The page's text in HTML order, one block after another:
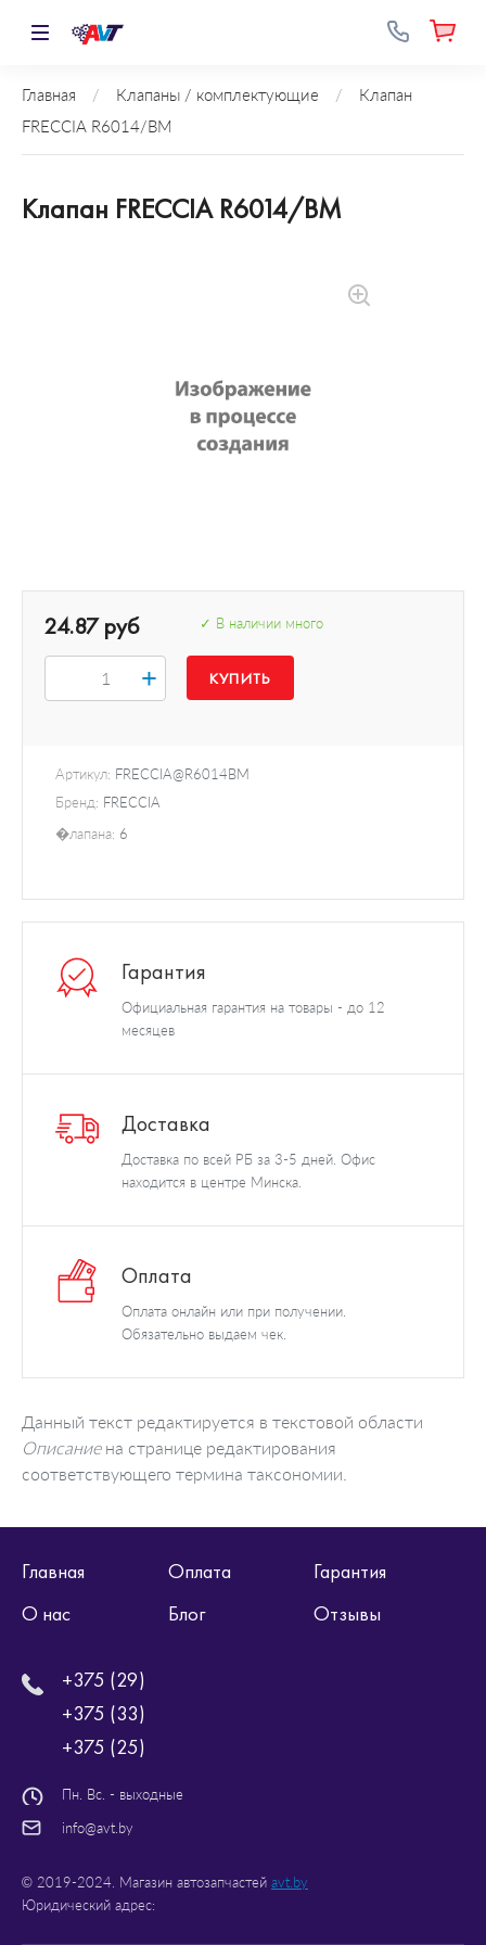
Главная / Клапаны / комплектующие /
Клапан
FRECCIA R6014/BM
Клапан FRECCIA R6014/BM
✓ В наличии много
Артикул: FRECCIA@R6014BM
Бренд: FRECCIA
�лапана: 6
24.87 руб
+
Гарантия
Официальная гарантия на товары - до 12
месяцев
Доставка
Доставка по всей РБ за 3-5 дней. Офис
находится в центре Минска.
Оплата
Оплата онлайн или при получении.
Обязательно выдаем чек.
Данный текст редактируется в текстовой области
Описаниена странице редактирования
соответствующего термина таксономии.
Главная Оплата
Гарантия
О нас
Блог Отзывы
+375 (29)
+375 (33)
+375 (25)
Пн. Вс. - выходные
info@avt.by
© 2019-2024. Магазин автозапчастей avt.by
Юридический адрес: